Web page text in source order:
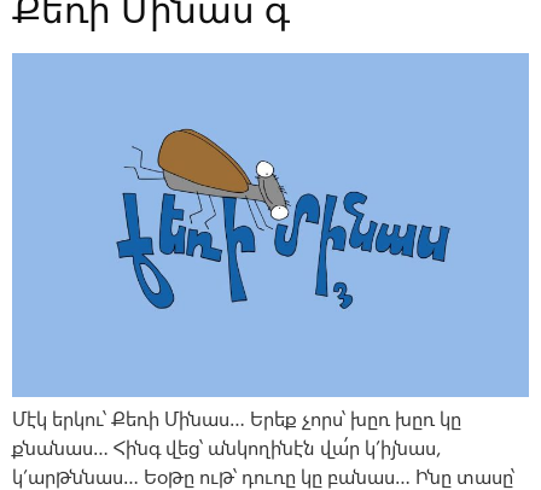
Քեռի Մինաս գ
Մէկ երկու՝ Քեռի Մինաս… Երեք չորս՝ խըռ խըռ կը
քնանաս… Հինգ վեց՝ անկողինէն վա՛ր կ’իյնաս,
կ’արթննաս… Եօթը ութ՝ դուռը կը բանաս… Ինը տասը՝